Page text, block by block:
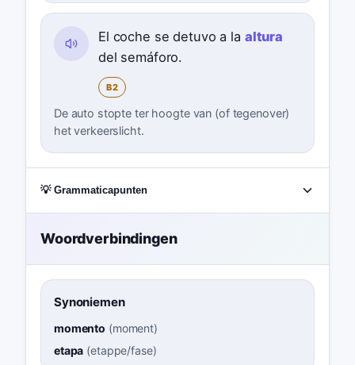
El coche se detuvo a la altura
del semáforo.
B2
De auto stopte ter hoogte van (of tegenover)
het verkeerslicht.
💡 Grammaticapunten
Woordverbindingen
Synoniemen
momento (moment)
etapa (etappe/fase)